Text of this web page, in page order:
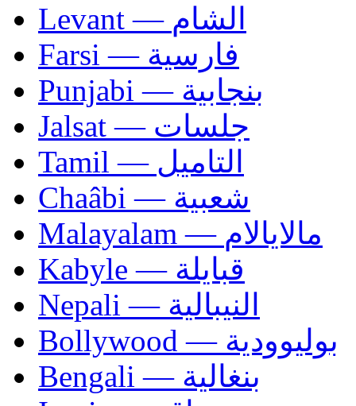
Levant — الشام
Farsi — فارسية
Punjabi — بنجابية
Jalsat — جلسات
Tamil — التاميل
Chaâbi — شعبية
Malayalam — مالايالام
Kabyle — قبايلة
Nepali — النيبالية
Bollywood — بوليوودية
Bengali — بنغالية